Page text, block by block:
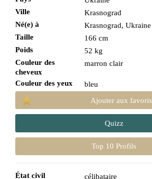
Ville
Krasnograd
Né(e) à
Krasnograd, Ukraine
Taille
166 cm
Poids
52 kg
Couleur des
cheveux
marron clair
Couleur des yeux
bleu
Ajouter aux favoris
Quizz
Top 10 Profils
État civil
célibataire